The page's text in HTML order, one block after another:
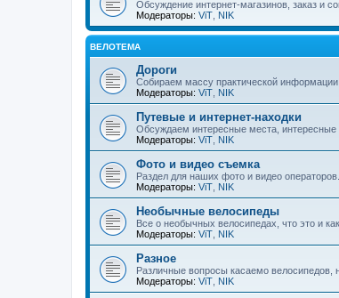
Обсуждение интернет-магазинов, заказ и
Модераторы: ViT NIK
ВЕЛОТЕМА
Дороги
Собираем массу практической
Модераторы: ViT NIK
Путевые и интернет-находки
Обсуждаем интересные места,
Модераторы: ViT NIK
Фото и видео съемка
Раздел для наших фото и видео
Модераторы: ViT NIK
Необычные велосипеды
Все о необычных велосипедах, что это и
Модераторы: ViT NIK
Разное
Различные вопросы касаемо
Модераторы: ViT NIK